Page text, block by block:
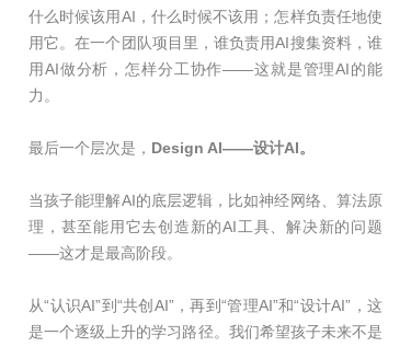
什么时候该用AI，什么时候不该用；怎样负责任地使
用它。在一个团队项目里，谁负责用AI搜集资料，谁
用AI做分析，怎样分工协作——这就是管理AI的能
力。
最后一个层次是， Design AI——设计AI。
当孩子能理解AI的底层逻辑，比如神经网络、算法原
理，甚至能用它去创造新的AI工具、解决新的问题
——这才是最高阶段。
从“认识AI”到“共创AI”，再到“管理AI”和“设计AI”，这
是一个逐级上升的学习路径。我们希望孩子未来不是